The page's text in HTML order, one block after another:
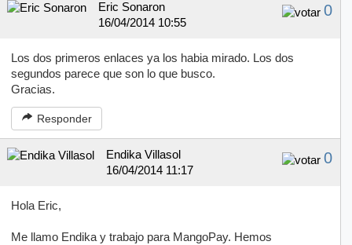
0
Eric Sonaron
16/04/2014 10:55
Los dos primeros enlaces ya los habia mirado. Los dos
segundos parece que son lo que busco.
Gracias.
Responder
0
Endika Villasol
16/04/2014 11:17
Hola Eric,
Me llamo Endika y trabajo para MangoPay. Hemos